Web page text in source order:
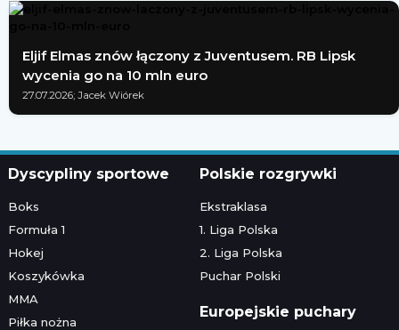
Eljif Elmas znów łączony z Juventusem. RB Lipsk
wycenia go na 10 mln euro
27.07.2026; Jacek Wiórek
Dyscypliny sportowe
Boks
Formuła 1
Hokej
Koszykówka
MMA
Piłka nożna
Polskie rozgrywki
Ekstraklasa
1. Liga Polska
2. Liga Polska
Puchar Polski
Europejskie puchary